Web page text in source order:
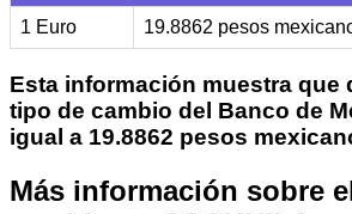
1 Euro 19.8862 pesos
Esta información muestra que
tipo de cambio del Banco de
igual a 19.8862 pesos
Más información sobre